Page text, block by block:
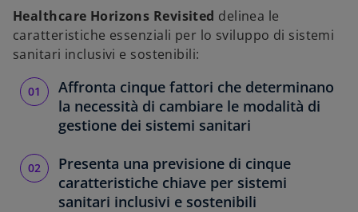
e
o
Healthcare Horizons Revisited delinea le
caratteristiche essenziali per lo sviluppo di sistemi
sanitari inclusivi e sostenibili:
Affronta cinque fattori che determinano
la necessità di cambiare le modalità di
gestione dei sistemi sanitari
Presenta una previsione di cinque
caratteristiche chiave per sistemi
sanitari inclusivi e sostenibili